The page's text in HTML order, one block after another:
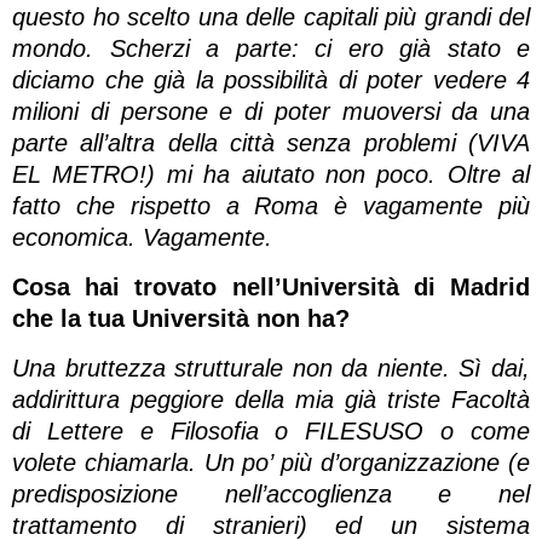
questo ho scelto una delle capitali più grandi del
mondo. Scherzi a parte: ci ero già stato e
diciamo che già la possibilità di poter vedere 4
milioni di persone e di poter muoversi da una
parte all’altra della città senza problemi (VIVA
EL METRO!) mi ha aiutato non poco. Oltre al
fatto che rispetto a Roma è vagamente più
economica. Vagamente.
Cosa hai trovato nell’Università di Madrid
che la tua Università non ha?
Una bruttezza strutturale non da niente. Sì dai,
addirittura peggiore della mia già triste Facoltà
di Lettere e Filosofia o FILESUSO o come
volete chiamarla. Un po’ più d’organizzazione (e
predisposizione nell’accoglienza e nel
trattamento di stranieri) ed un sistema